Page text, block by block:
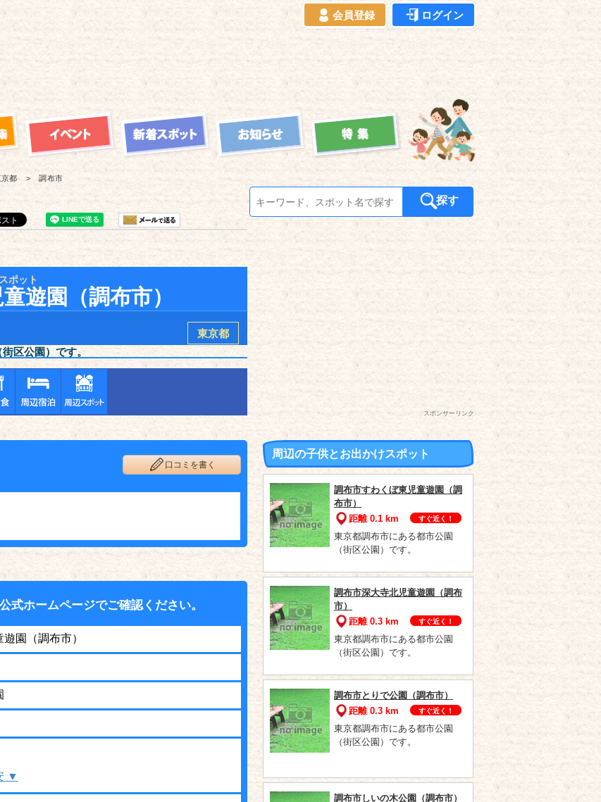
会員登録 ログイン
京都
調布市
探す
ポット
遊園（調布市）
東京都
区公園）です。
口コミを書く
式ホームページでご確認ください。
園（調布市）
▼
スポンサーリンク
周辺の子供とお出かけスポット
調布市すわくぼ東児童遊園（調
布市）
距離 0.1 km
すぐ近く！
東京都調布市にある都市公園
（街区公園）です。
調布市深大寺北児童遊園（調布
市）
距離 0.3 km
すぐ近く！
東京都調布市にある都市公園
（街区公園）です。
調布市とりで公園（調布市）
距離 0.3 km
すぐ近く！
東京都調布市にある都市公園
（街区公園）です。
調布市しいの木公園（調布市）